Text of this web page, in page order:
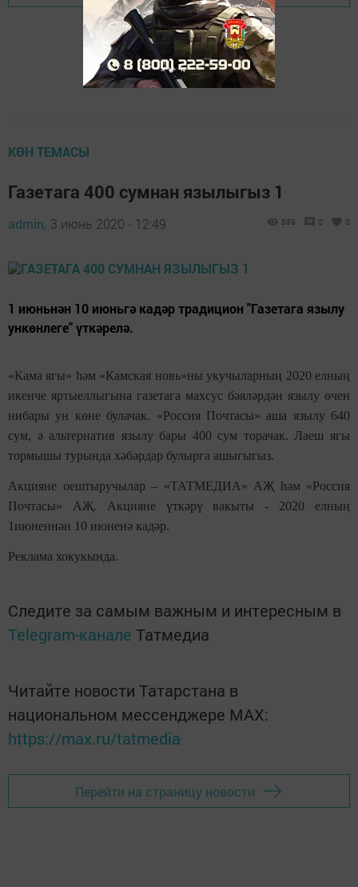
КӨН ТЕМАСЫ
Газетага 400 сумнан язылыгыз 1
admin, 3 июнь 2020 - 12:49 889 0 0
1 июньнән 10 июньгә кадәр традицион "Газетага язылу
ункөнлеге" үткәрелә.
«Кама ягы» һәм «Камская новь»ны укучыларның 2020 елның
икенче яртыеллыгына газетага махсус бәяләрдән язылу өчен
нибары ун көне булачак. «Россия Почтасы» аша язылу 640
сум, ә альтернатив язылу бары 400 сум торачак. Лаеш ягы
тормышы турында хәбәрдар булырга ашыгыгыз.
Акцияне оештыручылар – «ТАТМЕДИА» АҖ һәм «Россия
Почтасы» АҖ. Акцияне үткәрү вакыты - 2020 елның
1июненнән 10 июненә кадәр.
Реклама хокукында.
Следите за самым важным и интересным в
Telegram-канале Татмедиа
Читайте новости Татарстана в
национальном мессенджере MАХ:
https://max.ru/tatmedia
Перейти на страницу новости